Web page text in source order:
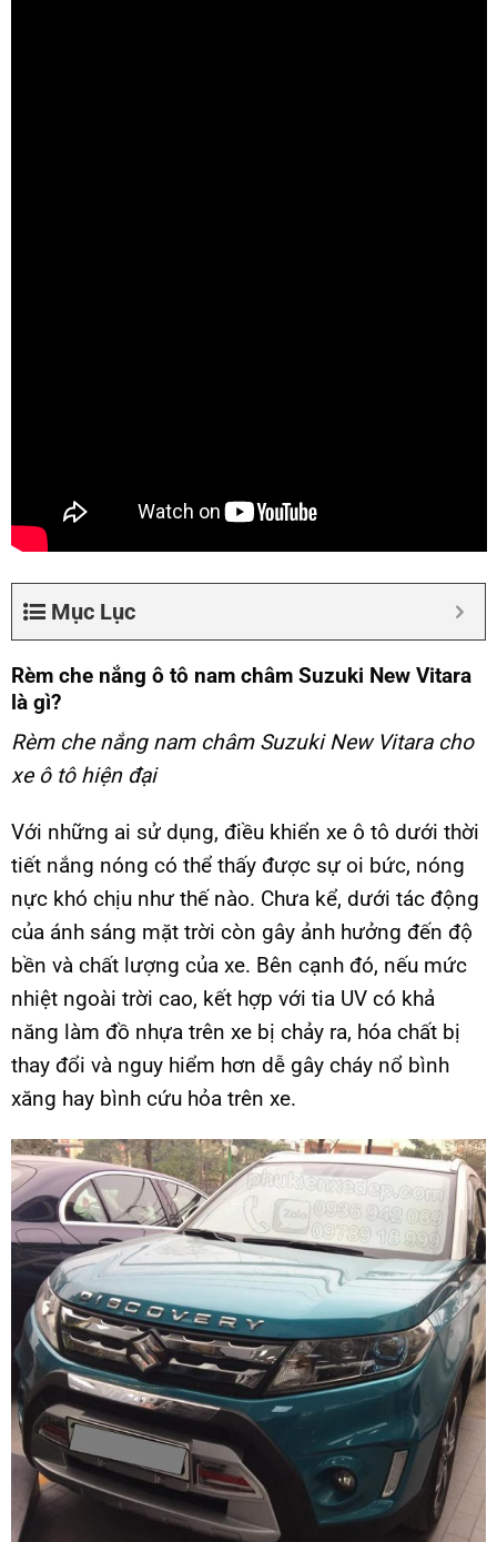
Mục Lục
Rèm che nắng ô tô nam châm Suzuki New Vitara
là gì?
Rèm che nắng nam châm Suzuki New Vitara cho
xe ô tô hiện đại
Với những ai sử dụng, điều khiển xe ô tô dưới thời
tiết nắng nóng có thể thấy được sự oi bức, nóng
nực khó chịu như thế nào. Chưa kể, dưới tác động
của ánh sáng mặt trời còn gây ảnh hưởng đến độ
bền và chất lượng của xe. Bên cạnh đó, nếu mức
nhiệt ngoài trời cao, kết hợp với tia UV có khả
năng làm đồ nhựa trên xe bị chảy ra, hóa chất bị
thay đổi và nguy hiểm hơn dễ gây cháy nổ bình
xăng hay bình cứu hỏa trên xe.